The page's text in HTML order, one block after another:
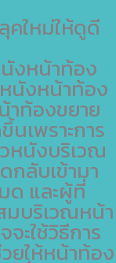
คใหม่ให้ดูดี
งหน้าท้อง
นังหน้าท้อง
ท้องขยาย
เพราะการ
หนังบริเวณ
กลับเข้ามา
ด และผู้ที่
มบริเวณหน้า
ะใช้วิธีการ
ยให้หน้าท้อง